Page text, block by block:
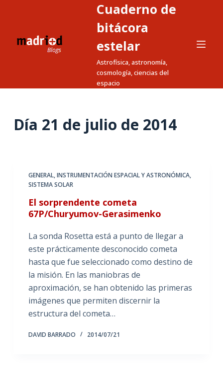
a
Cuaderno de
bitácora
estelar
Astrofísica, astronomía,
cosmología, ciencias del
espacio
Día 21 de julio de 2014
GENERAL,INSTRUMENTACIÓN ESPACIAL Y ASTRONÓMICA,
SISTEMA SOLAR
El sorprendente cometa
67P/Churyumov-Gerasimenko
La sonda Rosetta está a punto de llegar a
este prácticamente desconocido cometa
hasta que fue seleccionado como destino de
la misión. En las maniobras de
aproximación, se han obtenido las primeras
imágenes que permiten discernir la
estructura del cometa…
DAVID BARRADO 2014/07/21